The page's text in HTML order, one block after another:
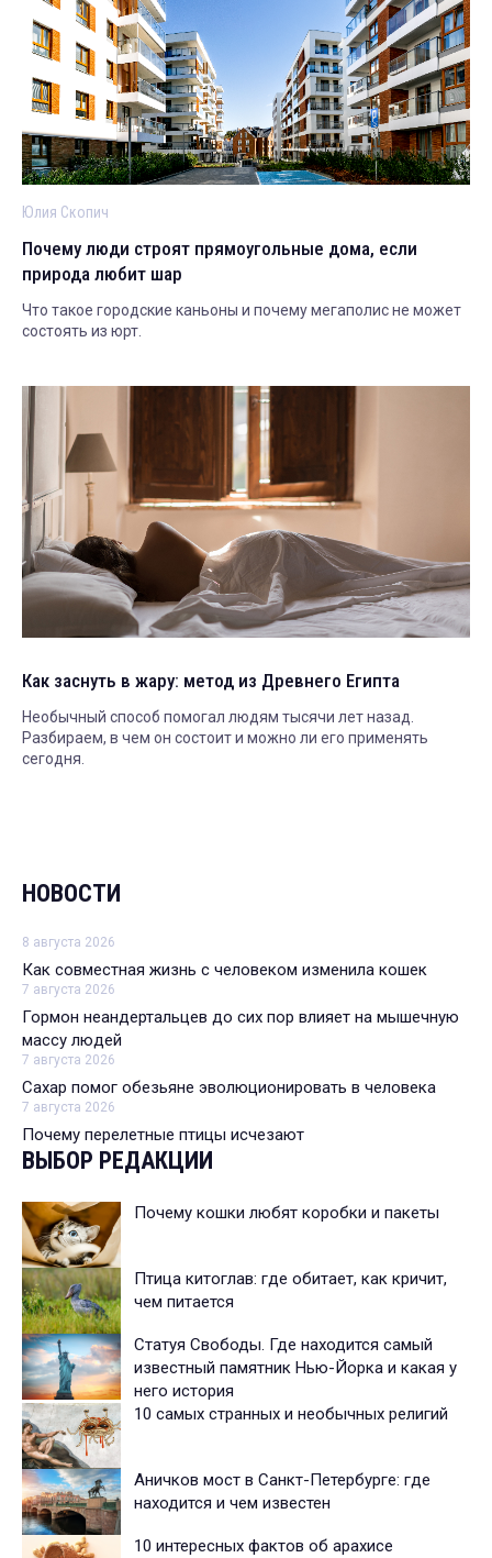
Юлия Скопич
Почему люди строят прямоугольные дома, если
природа любит шар
Что такое городские каньоны и почему мегаполис не может
состоять из юрт.
Как заснуть в жару: метод из Древнего Египта
Необычный способ помогал людям тысячи лет назад.
Разбираем, в чем он состоит и можно ли его применять
сегодня.
НОВОСТИ
8 августа 2026
Как совместная жизнь с человеком изменила кошек
7 августа 2026
Гормон неандертальцев до сих пор влияет на мышечную
массу людей
7 августа 2026
Сахар помог обезьяне эволюционировать в человека
7 августа 2026
Почему перелетные птицы исчезают
ВЫБОР РЕДАКЦИИ
Почему кошки любят коробки и пакеты
Птица китоглав: где обитает, как кричит,
чем питается
Статуя Свободы. Где находится самый
известный памятник Нью-Йорка и какая у
него история
10 самых странных и необычных религий
Аничков мост в Санкт-Петербурге: где
находится и чем известен
10 интересных фактов об арахисе